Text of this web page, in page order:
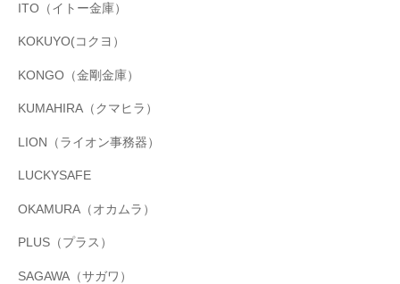
ITO（イトー金庫）
KOKUYO(コクヨ）
KONGO（金剛金庫）
KUMAHIRA（クマヒラ）
LION（ライオン事務器）
LUCKYSAFE
OKAMURA（オカムラ）
PLUS（プラス）
SAGAWA（サガワ）